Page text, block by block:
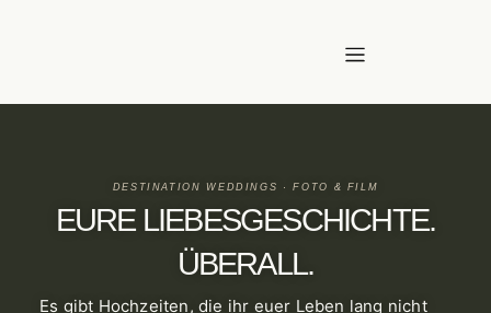
DESTINATION WEDDINGS · FOTO & FILM
EURE LIEBESGESCHICHTE.
ÜBERALL.
Es gibt Hochzeiten, die ihr euer Leben lang nicht